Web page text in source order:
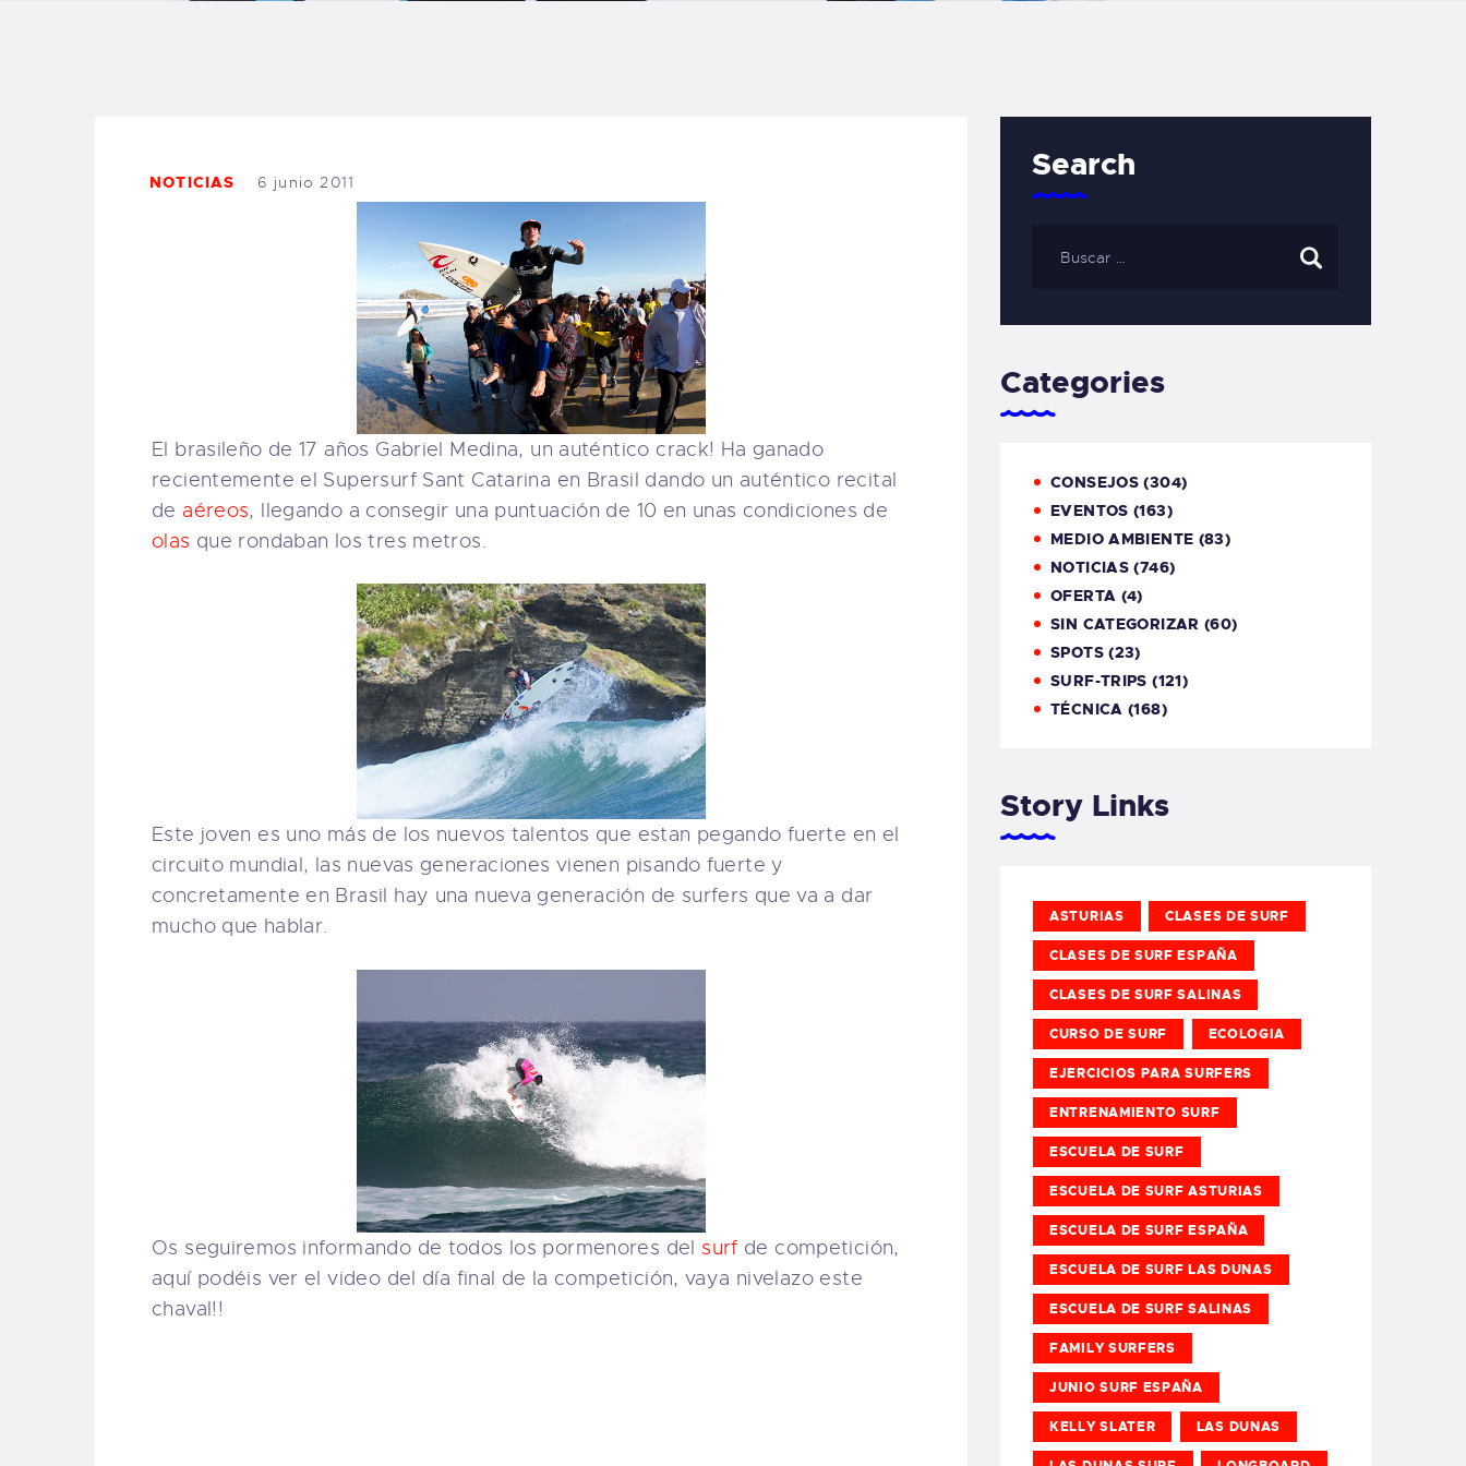
CARRITO
TIENDA FAMILY
SURFERS
WEBCAM SALINAS
PEDIDOS
NOTICIAS 6 junio 2011
El brasileño de 17 años Gabriel Medina, un auténtico crack! Ha ganado
recientemente el Supersurf Sant Catarina en Brasil dando un auténtico recital
de aéreos, llegando a consegir una puntuación de 10 en unas condiciones de
olas que rondaban los tres metros.
Este joven es uno más de los nuevos talentos que estan pegando fuerte en el
circuito mundial, las nuevas generaciones vienen pisando fuerte y
concretamente en Brasil hay una nueva generación de surfers que va a dar
mucho que hablar.
Os seguiremos informando de todos los pormenores del surf de competición,
aquí podéis ver el video del día final de la competición, vaya nivelazo este
chaval!!
Search
Categories
CONSEJOS (304)
EVENTOS (163)
MEDIO AMBIENTE (83)
NOTICIAS (746)
OFERTA (4)
SIN CATEGORIZAR (60)
SPOTS(23)
SURF-TRIPS (121)
TÉCNICA (168)
Story Links
ASTURIAS CLASES DE SURF
CLASES DE SURF ESPAÑA
CLASES DE SURF SALINAS
CURSO DE SURF ECOLOGIA
EJERCICIOS PARA SURFERS
ENTRENAMIENTO SURF
ESCUELA DE SURF
ESCUELA DE SURF ASTURIAS
ESCUELA DE SURF ESPAÑA
ESCUELA DE SURF LAS DUNAS
ESCUELA DE SURF SALINAS
FAMILY SURFERS
JUNIO SURF ESPAÑA
KELLY SLATER LAS DUNAS